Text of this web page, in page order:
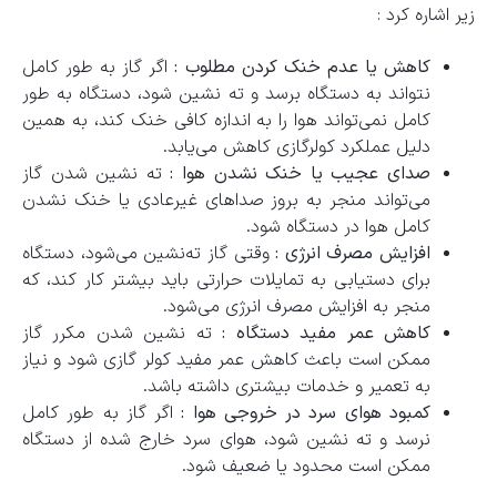
زیر اشاره کرد :
کاهش یا عدم خنک کردن مطلوب :اگر گاز به طور کامل
نتواند به دستگاه برسد و ته ‌نشین شود، دستگاه به طور
کامل نمی‌تواند هوا را به اندازه کافی خنک کند، به همین
دلیل عملکرد کولرگازی کاهش می‌یابد.
صدای عجیب یا خنک نشدن هوا :ته‌ نشین شدن گاز
می‌تواند منجر به بروز صداهای غیرعادی یا خنک نشدن
کامل هوا در دستگاه شود.
افزایش مصرف انرژی :وقتی گاز ته‌نشین می‌شود، دستگاه
برای دستیابی به تمایلات حرارتی باید بیشتر کار کند، که
منجر به افزایش مصرف انرژی می‌شود.
کاهش عمر مفید دستگاه :ته‌ نشین شدن مکرر گاز
ممکن است باعث کاهش عمر مفید کولر گازی شود و نیاز
به تعمیر و خدمات بیشتری داشته باشد.
کمبود هوای سرد در خروجی هوا :اگر گاز به طور کامل
نرسد و ته ‌نشین شود، هوای سرد خارج شده از دستگاه
ممکن است محدود یا ضعیف شود.